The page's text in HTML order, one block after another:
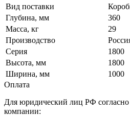
Вид поставки
Глубина, мм
360
Масса, кг
29
Производство
Серия
1800
Высота, мм
1800
Ширина, мм
1000
Оплата
Для юридический лиц РФ согласно
компании: